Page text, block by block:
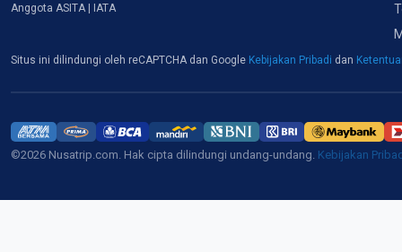
Anggota ASITA | IATA
Situs ini dilindungi oleh reCAPTCHA dan Google Kebijakan Pribadi dan
©2026 Nusatrip.com. Hak cipta dilindungi undang-undang. Kebijakan